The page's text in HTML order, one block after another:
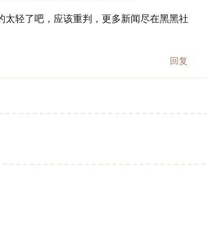
太轻了吧，应该重判，更多新闻尽在黑黑社
回复